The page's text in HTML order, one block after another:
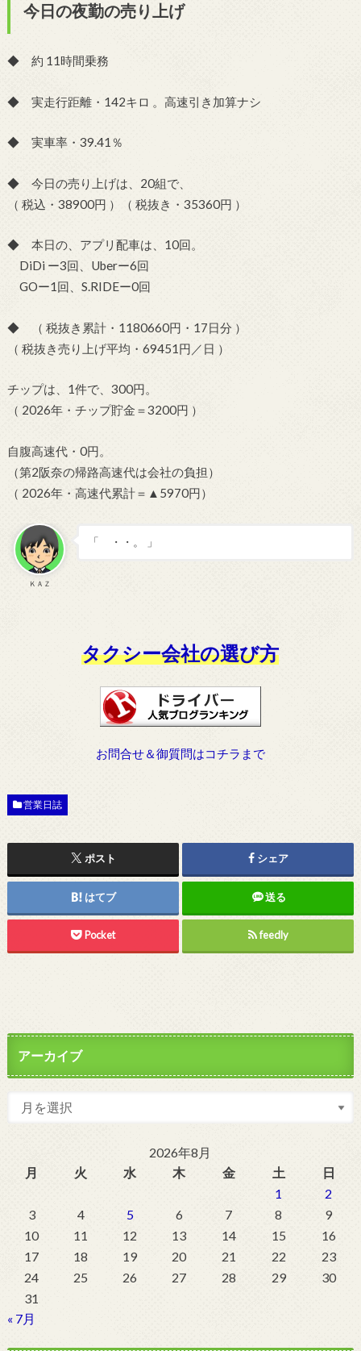
今日の夜勤の売り上げ
◆ 約 11時間乗務
◆ 実走行距離・142キロ 。高速引き加算ナシ
◆ 実車率・39.41％
◆ 今日の売り上げは、20組で、
（ 税込・38900円 ）（ 税抜き・35360円 ）
◆ 本日の、アプリ配車は、10回。
DiDi ー3回、Uberー6回
GOー1回、S.RIDEー0回
◆ （ 税抜き累計・1180660円・17日分 ）
（ 税抜き売り上げ平均・69451円／日 ）
チップは、1件で、300円。
（ 2026年・チップ貯金＝3200円 ）
自腹高速代・0円。
（第2阪奈の帰路高速代は会社の負担）
（ 2026年・高速代累計＝▲5970円）
ＫＡＺ
「 ・・。 」
タクシー会社の選び方
お問合せ＆御質問はコチラまで
営業日誌
ポスト シェア
はてブ 送る
Pocket feedly
アーカイブ
2026年8月
月
火 水 木 金 土
日
1
2
3
4 5 6 7 8
9
10
11 12 13 14 15
16
17
18 19 20 21 22
23
24
25 26 27 28 29
30
31
« 7月